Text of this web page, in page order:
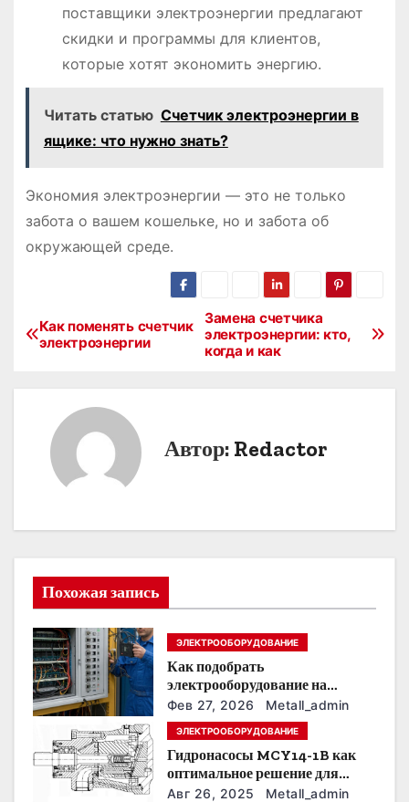
поставщики электроэнергии предлагают
скидки и программы для клиентов,
которые хотят экономить энергию.
Читать статью Счетчик электроэнергии в
ящике: что нужно знать?
Экономия электроэнергии ― это не только
забота о вашем кошельке, но и забота об
окружающей среде.
Н
и
я
п
о
а
Замена счетчика
электроэнергии: кто,
когда и как
Как поменять счетчик
электроэнергии
Автор: Redactor
Похожая запись
ЭЛЕКТРООБОРУДОВАНИЕ
Как подобрать
электрооборудование на
предприятии под тяжелые
условия эксплуатации
Фев 27, 2026 Metall_admin
ЭЛЕКТРООБОРУДОВАНИЕ
Гидронасосы MCY14-1B как
оптимальное решение для
модернизации гидросистем
Авг 26, 2025 Metall_admin